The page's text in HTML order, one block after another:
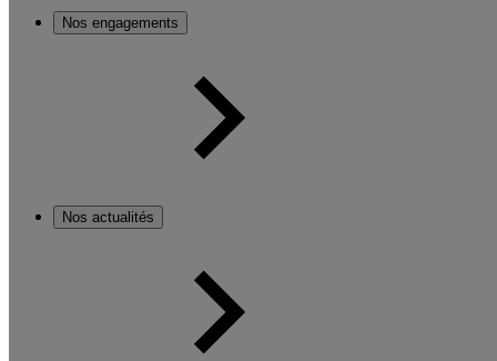
Nos engagements
Nos actualités